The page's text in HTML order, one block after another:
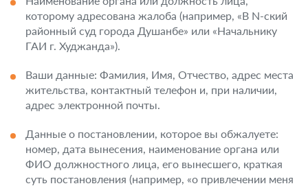
которому адресована жалоба (например, «В N-ский
районный суд города Душанбе» или «Начальнику
ГАИ г. Худжанда»).
Ваши данные: Фамилия, Имя, Отчество, адрес места
жительства, контактный телефон и, при наличии,
адрес электронной почты.
Данные о постановлении, которое вы обжалуете:
номер, дата вынесения, наименование органа или
ФИО должностного лица, его вынесшего, краткая
суть постановления (например, «о привлечении меня